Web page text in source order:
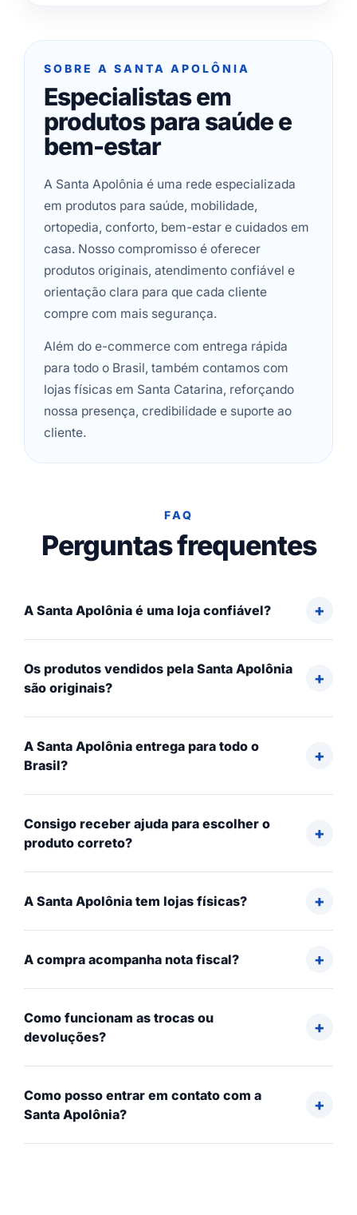
SOBRE A SANTA APOLÔNIA
Especialistas em
produtos para saúde e
bem-estar
A Santa Apolônia é uma rede especializada
em produtos para saúde, mobilidade,
ortopedia, conforto, bem-estar e cuidados em
casa. Nosso compromisso é oferecer
produtos originais, atendimento confiável e
orientação clara para que cada cliente
compre com mais segurança.
Além do e-commerce com entrega rápida
para todo o Brasil, também contamos com
lojas físicas em Santa Catarina, reforçando
nossa presença, credibilidade e suporte ao
cliente.
FAQ
Perguntas frequentes
A Santa Apolônia é uma loja confiável?
Os produtos vendidos pela Santa Apolônia
são originais?
A Santa Apolônia entrega para todo o
Brasil?
Consigo receber ajuda para escolher o
produto correto?
A Santa Apolônia tem lojas físicas?
A compra acompanha nota fiscal?
Como funcionam as trocas ou
devoluções?
Como posso entrar em contato com a
Santa Apolônia?